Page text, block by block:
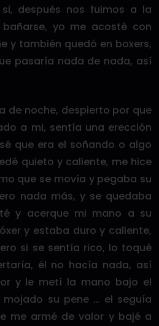
después nos fuimos a la
yo me acosté con
y también quedó en boxers,
pasaría nada de nada, así
de noche, despierto por que
a mi, sentía una erección
que era el soñando o algo
quieto y caliente, me hice
que se movía y pegaba su
nada más, y se quedaba
y acerque mi mano a su
y estaba duro y caliente,
si se sentía rico, lo toqué
él no hacía nada, así
y le metí la mano bajo el
su pene … el seguía
me armé de valor y bajé a